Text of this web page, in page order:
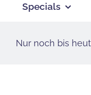
Specials
Nur noch bis